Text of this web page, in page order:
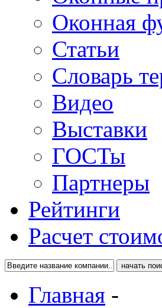
Оконная
Статьи
Словарь
Видео
Выставки
ГОСТы
Партнеры
Рейтинги
Расчет
Главная -